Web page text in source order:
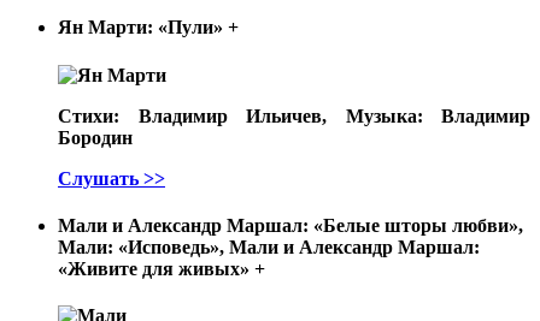
Ян Марти: «Пули» +
Стихи: Владимир Ильичев, Музыка: Владимир
Бородин
Слушать >>
Мали и Александр Маршал: «Белые шторы любви»,
Мали: «Исповедь», Мали и Александр Маршал:
«Живите для живых» +